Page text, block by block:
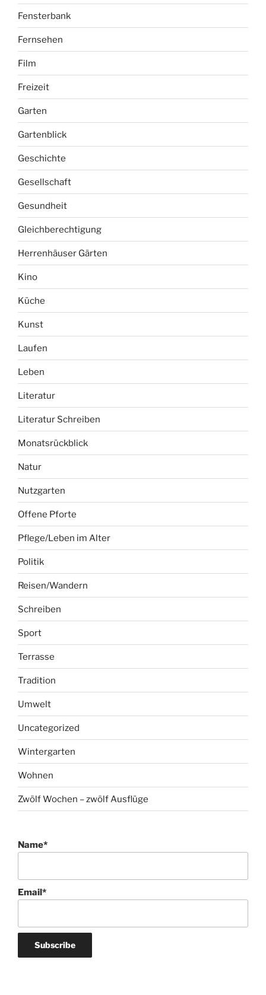
Fensterbank
Fernsehen
Film
Freizeit
Garten
Gartenblick
Geschichte
Gesellschaft
Gesundheit
Gleichberechtigung
Herrenhäuser Gärten
Kino
Küche
Kunst
Laufen
Leben
Literatur
Literatur Schreiben
Monatsrückblick
Natur
Nutzgarten
Offene Pforte
Pflege/Leben im Alter
Politik
Reisen/Wandern
Schreiben
Sport
Terrasse
Tradition
Umwelt
Uncategorized
Wintergarten
Wohnen
Zwölf Wochen – zwölf Ausflüge
Name*
Email*